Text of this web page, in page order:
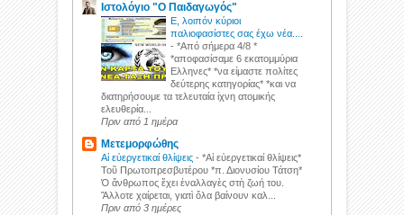
Ιστολόγιο "Ο Παιδαγωγός"
Ε, λοιπόν κύριοι
παλιοφασίστες σας έχω νέα....
-*Από σήμερα 4/8 *
*αποφασίσαμε 6 εκατομμύρια
Ελληνες* *να είμαστε πολίτες
δεύτερης κατηγορίας* *και να
διατηρήσουμε τα τελευταία ίχνη ατομικής
ελευθερία...
Πριν από 1 ημέρα
Μετεμορφώθης
Αἱ εὐεργετικαί θλίψεις-*Αἱ εὐεργετικαί θλίψεις*
Τοῦ Πρωτοπρεσβυτέρου *π. Διονυσίου Τάτση*
Ὁ ἄνθρωπος ἔχει ἐναλλαγὲς στὴ ζωή του.
Ἄλλοτε χαίρεται, γιατὶ ὅλα βαίνουν καλ...
Πριν από 3 ημέρες